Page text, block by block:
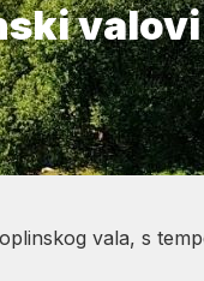
vala, s